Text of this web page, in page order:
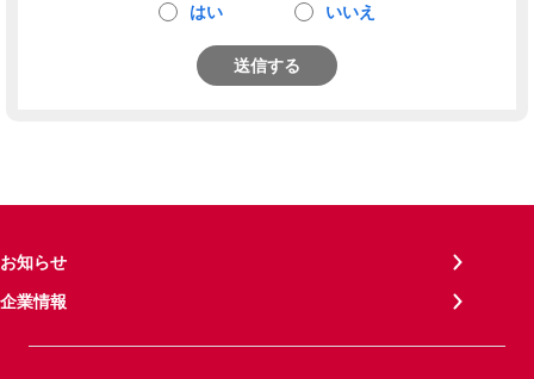
はい いいえ
送信する
お知らせ
企業情報